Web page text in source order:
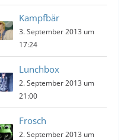
Kampfbär
3. September 2013 um
17:24
Lunchbox
2. September 2013 um
21:00
Frosch
2. September 2013 um